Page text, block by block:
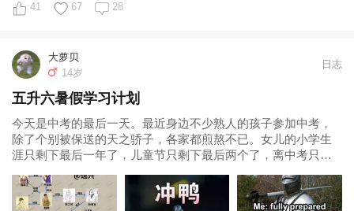
41 67 28
大萝贝
14岁
日志
五升六暑假学习计划
今天是中考的最后一天。最近身边不少熟人的孩子参加中考，
除了个别被保送的天之骄子，各家都煎熬不已。女儿的小学生
涯只剩下最后一年了，儿童节只剩下最后两个了，离中考只剩